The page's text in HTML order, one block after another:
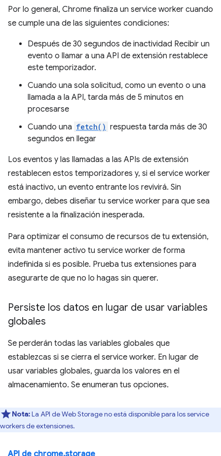
Por lo general, Chrome finaliza un service worker cuando
se cumple una de las siguientes condiciones:
Después de 30 segundos de inactividad Recibir un
evento o llamar a una API de extensión restablece
este temporizador.
Cuando una sola solicitud, como un evento o una
llamada a la API, tarda más de 5 minutos en
procesarse
Cuando una fetch() respuesta tarda más de 30
segundos en llegar
Los eventos y las llamadas a las APIs de extensión
restablecen estos temporizadores y, si el service worker
está inactivo, un evento entrante los revivirá. Sin
embargo, debes diseñar tu service worker para que sea
resistente a la finalización inesperada.
Para optimizar el consumo de recursos de tu extensión,
evita mantener activo tu service worker de forma
indefinida si es posible. Prueba tus extensiones para
asegurarte de que no lo hagas sin querer.
Persiste los datos en lugar de usar variables
globales
Se perderán todas las variables globales que
establezcas si se cierra el service worker. En lugar de
usar variables globales, guarda los valores en el
almacenamiento. Se enumeran tus opciones.
Nota:La API de Web Storage no está disponible para los service
workers de extensiones.
API de chrome.storage